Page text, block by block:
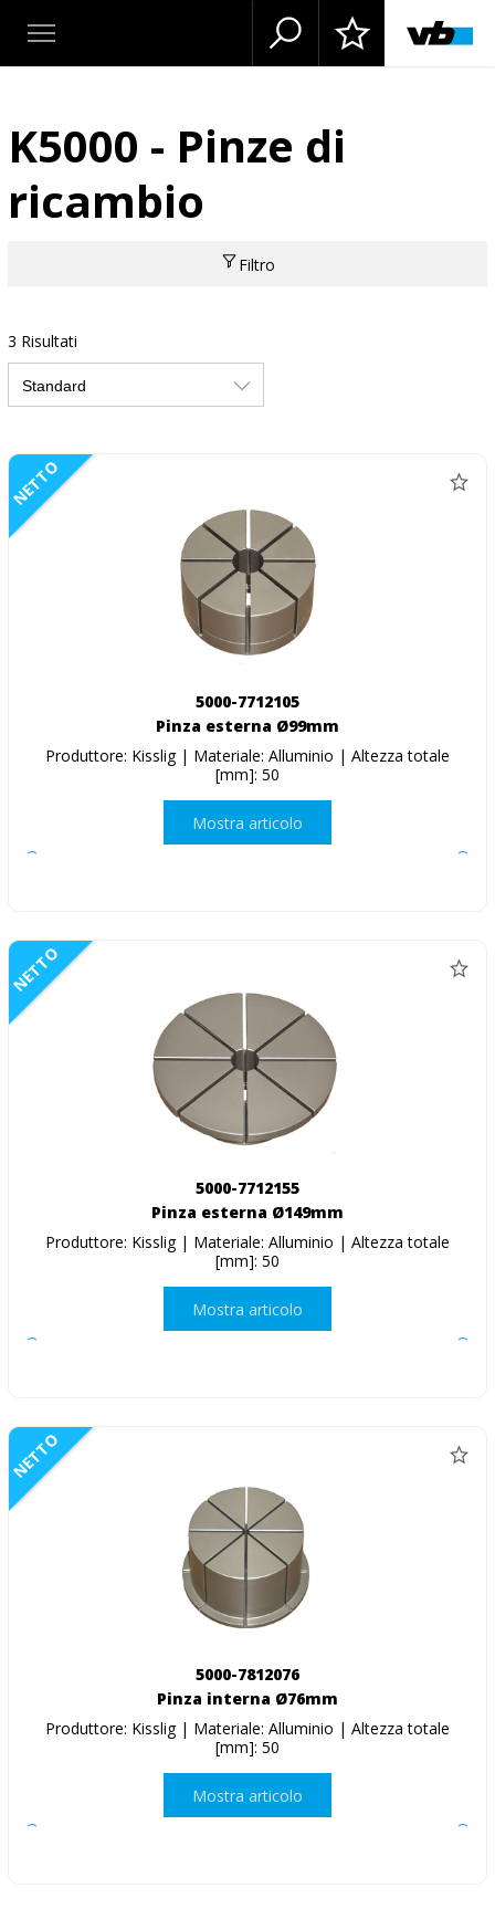
K5000 - Pinze di
ricambio
Filtro
3 Risultati
NETTO
5000-7712105
Pinza esterna Ø99mm
Produttore: Kisslig | Materiale: Alluminio | Altezza totale
[mm]: 50
Mostra articolo
NETTO
5000-7712155
Pinza esterna Ø149mm
Produttore: Kisslig | Materiale: Alluminio | Altezza totale
[mm]: 50
Mostra articolo
NETTO
5000-7812076
Pinza interna Ø76mm
Produttore: Kisslig | Materiale: Alluminio | Altezza totale
[mm]: 50
Mostra articolo